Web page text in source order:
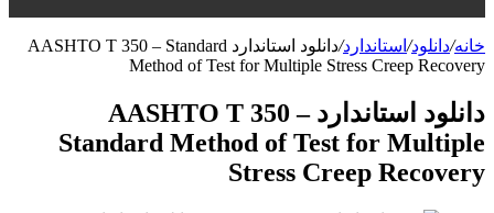
خانه/دانلود/ استاندارد/
دانلود استاندارد AASHTO T 350 – Standard
Method of Test for Multiple Stress Creep Recovery
دانلود استاندارد AASHTO T 350 –
Standard Method of Test for Multiple
Stress Creep Recovery